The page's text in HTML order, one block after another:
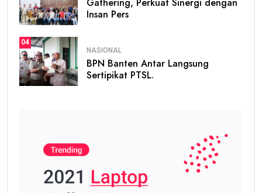
Gathering, Perkuat Sinergi dengan
Insan Pers
04
NASIONAL
BPN Banten Antar Langsung
Sertipikat PTSL.